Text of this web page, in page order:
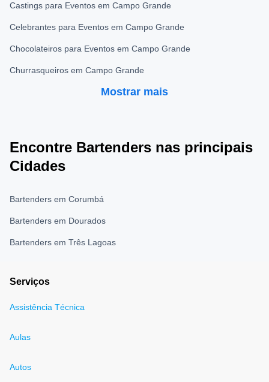
Castings para Eventos em Campo Grande
Celebrantes para Eventos em Campo Grande
Chocolateiros para Eventos em Campo Grande
Churrasqueiros em Campo Grande
Mostrar mais
Encontre Bartenders nas principais
Cidades
Bartenders em Corumbá
Bartenders em Dourados
Bartenders em Três Lagoas
Serviços
Assistência Técnica
Aulas
Autos